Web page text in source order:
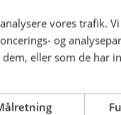
vores trafik.
og
eller som de har